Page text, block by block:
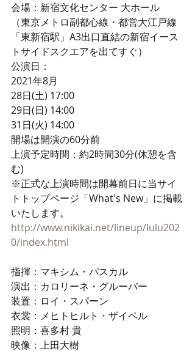
会場：新宿文化センター 大ホール
（東京メトロ副都心線・都営大江戸線
「東新宿駅」A3出口直結の新宿イース
トサイドスクエアを出てすぐ）
公演日：
2021年8月
28日(土) 17:00
29日(日) 14:00
31日(火) 14:00
開場は開演の60分前
上演予定時間：約2時間30分(休憩を含
む)
※正式な上演時間は開幕前日に当サイ
トトップページ「What's New」に掲載
いたします。
http://www.nikikai.net/lineup/lulu202
0/index.html
指揮：マキシム・パスカル
演出：カロリーネ・グルーバー
装置：ロイ・スパーン
衣裳：メヒトヒルト・ザイペル
照明：喜多村 貴
映像：上田大樹